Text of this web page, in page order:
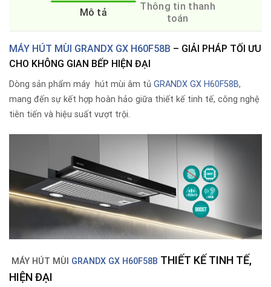
Mô tả
Thông tin thanh
toán
MÁY HÚT MÙI GRANDX GX H60F58B – GIẢI PHÁP TỐI ƯU
CHO KHÔNG GIAN BẾP HIỆN ĐẠI
Dòng sản phẩm máy hút mùi âm tủ GRANDX GX H60F58B,
mang đến sự kết hợp hoàn hảo giữa thiết kế tinh tế, công nghệ
tiên tiến và hiệu suất vượt trội.
MÁY HÚT MÙI GRANDX GX H60F58B THIẾT KẾ TINH TẾ,
HIỆN ĐẠI